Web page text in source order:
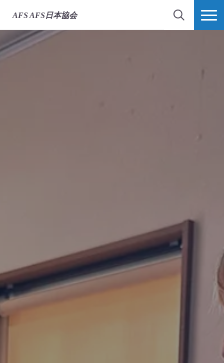
AFS AFS日本協会
検索 MORE